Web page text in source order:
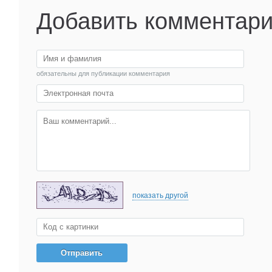
Добавить
обязательны для публикации комментария
показать другой